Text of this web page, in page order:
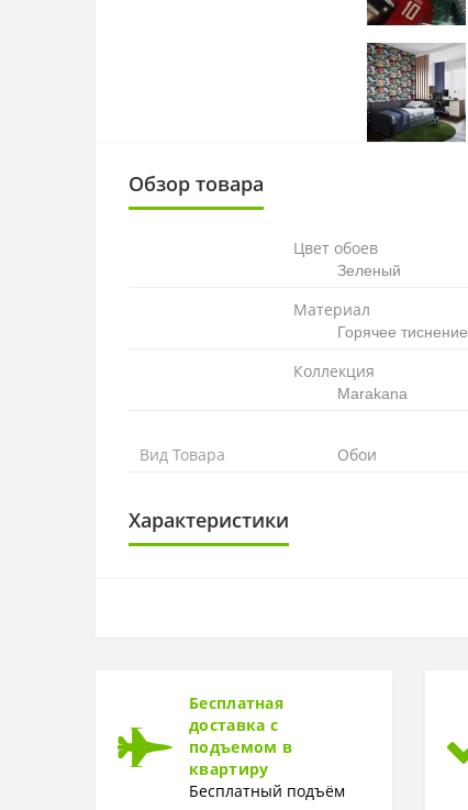
Обзор товара
Цвет обоев
Зеленый
Материал
Горячее тиснение
Коллекция
Marakana
Вид Товара Обои
Характеристики
РУЛОН
Бесплатная
доставка с
подъемом в
квартиру
Бесплатный подъём